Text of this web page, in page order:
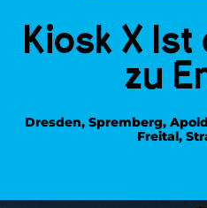
Kiosk X Ist
zu
Dresden, Spremberg,
Freital,